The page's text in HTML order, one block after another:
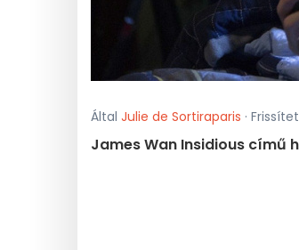
Által Julie de Sortiraparis ·
James Wan Insidious című